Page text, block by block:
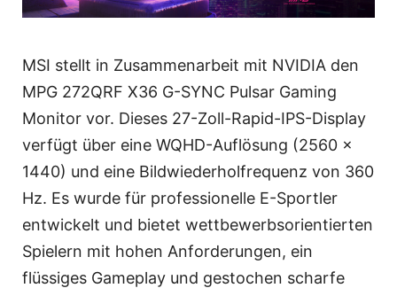
MSI stellt in Zusammenarbeit mit NVIDIA den
MPG 272QRF X36 G-SYNC Pulsar Gaming
Monitor vor. Dieses 27-Zoll-Rapid-IPS-Display
verfügt über eine WQHD-Auflösung (2560 x
1440) und eine Bildwiederholfrequenz von 360
Hz. Es wurde für professionelle E-Sportler
entwickelt und bietet wettbewerbsorientierten
Spielern mit hohen Anforderungen, ein
flüssiges Gameplay und gestochen scharfe